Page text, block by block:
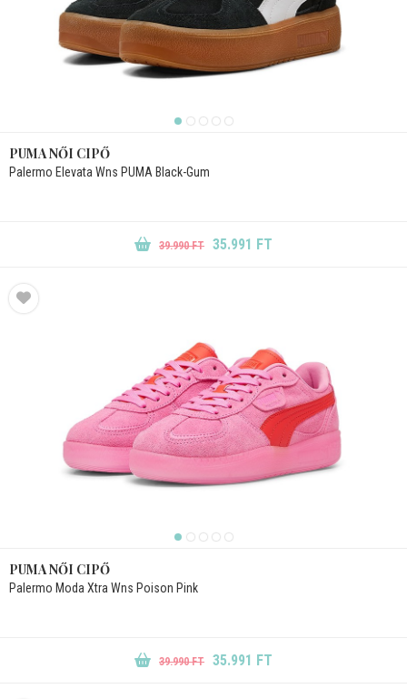
PUMA NŐI CIPŐ
Palermo Elevata Wns PUMA Black-Gum
39.990 FT 35.991 FT
PUMA NŐI CIPŐ
Palermo Moda Xtra Wns Poison Pink
39.990 FT 35.991 FT